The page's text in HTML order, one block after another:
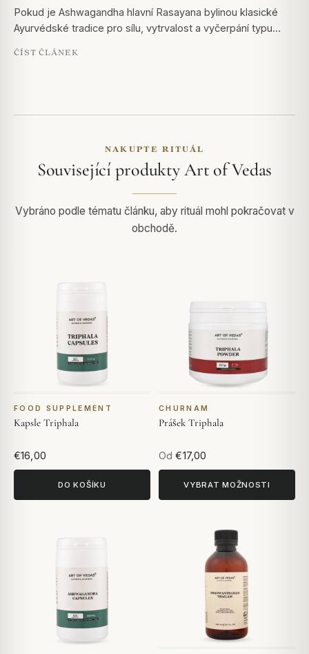
Pokud je Ashwagandha hlavní Rasayana bylinou klasické
Ayurvédské tradice pro sílu, vytrvalost a vyčerpání typu…
ČÍST ČLÁNEK
NAKUPTE RITUÁL
Související produkty Art of Vedas
Vybráno podle tématu článku, aby rituál mohl pokračovat v
obchodě.
FOOD SUPPLEMENT
Kapsle Triphala
€16,00
DO KOŠÍKU
CHURNAM
Prášek Triphala
Od €17,00
VYBRAT MOŽNOSTI